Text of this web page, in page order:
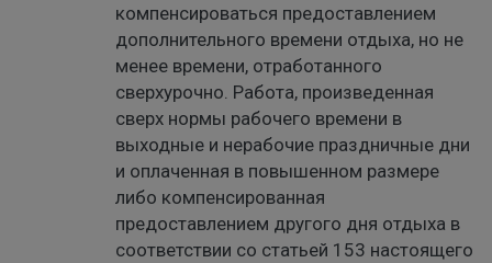
компенсироваться предоставлением
дополнительного времени отдыха, но не
менее времени, отработанного
сверхурочно. Работа, произведенная
сверх нормы рабочего времени в
выходные и нерабочие праздничные дни
и оплаченная в повышенном размере
либо компенсированная
предоставлением другого дня отдыха в
соответствии со статьей 153 настоящего